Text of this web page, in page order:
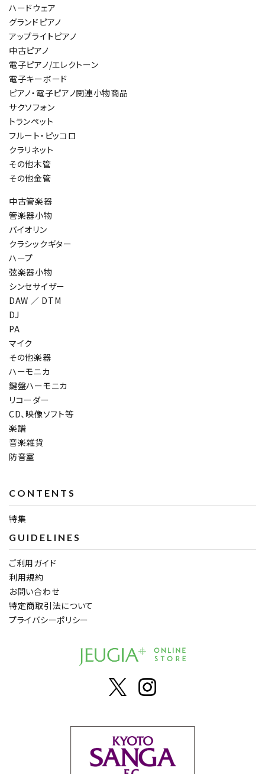
ハードウェア
グランドピアノ
アップライトピアノ
中古ピアノ
電子ピアノ/エレクトーン
電子キーボード
ピアノ・電子ピアノ関連小物商品
サクソフォン
トランペット
フルート・ピッコロ
クラリネット
その他木管
その他金管
中古管楽器
管楽器小物
バイオリン
クラシックギター
ハープ
弦楽器小物
シンセサイザー
DAW ／ DTM
DJ
PA
マイク
その他楽器
ハーモニカ
鍵盤ハーモニカ
リコーダー
CD、映像ソフト等
楽譜
音楽雑貨
防音室
CONTENTS
特集
GUIDELINES
ご利用ガイド
利用規約
お問い合わせ
特定商取引法について
プライバシーポリシー